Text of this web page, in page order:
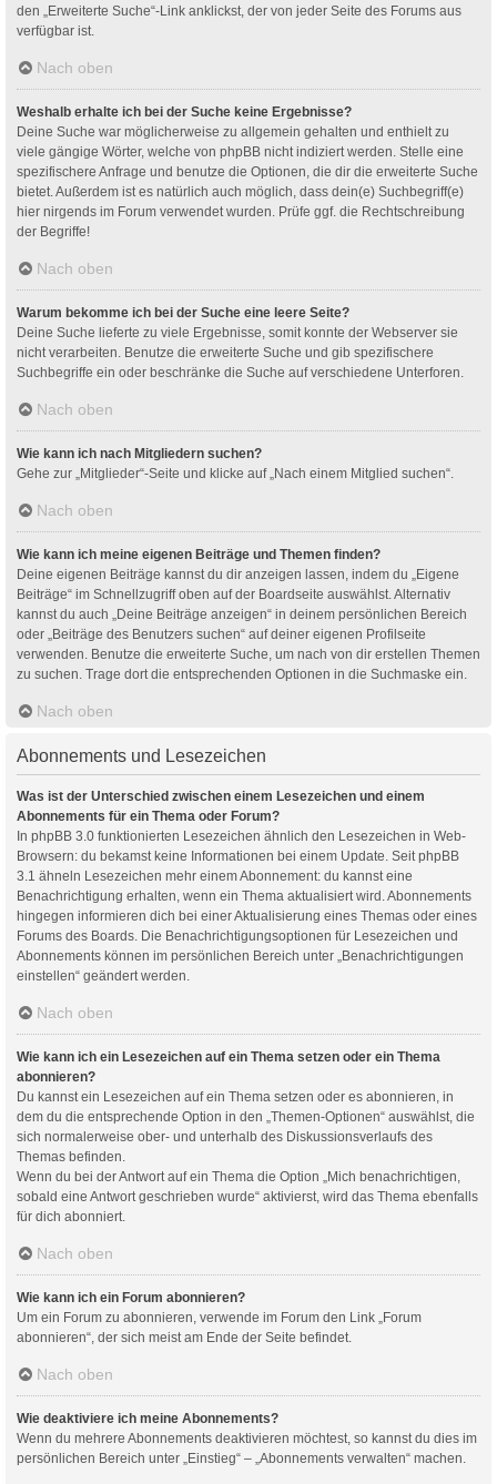
den „Erweiterte Suche“-Link anklickst, der von jeder Seite des Forums aus
verfügbar ist.
Nach oben
Weshalb erhalte ich bei der Suche keine Ergebnisse?
Deine Suche war möglicherweise zu allgemein gehalten und enthielt zu
viele gängige Wörter, welche von phpBB nicht indiziert werden. Stelle eine
spezifischere Anfrage und benutze die Optionen, die dir die erweiterte Suche
bietet. Außerdem ist es natürlich auch möglich, dass dein(e) Suchbegriff(e)
hier nirgends im Forum verwendet wurden. Prüfe ggf. die Rechtschreibung
der Begriffe!
Nach oben
Warum bekomme ich bei der Suche eine leere Seite?
Deine Suche lieferte zu viele Ergebnisse, somit konnte der Webserver sie
nicht verarbeiten. Benutze die erweiterte Suche und gib spezifischere
Suchbegriffe ein oder beschränke die Suche auf verschiedene Unterforen.
Nach oben
Wie kann ich nach Mitgliedern suchen?
Gehe zur „Mitglieder“-Seite und klicke auf „Nach einem Mitglied suchen“.
Nach oben
Wie kann ich meine eigenen Beiträge und Themen finden?
Deine eigenen Beiträge kannst du dir anzeigen lassen, indem du „Eigene
Beiträge“ im Schnellzugriff oben auf der Boardseite auswählst. Alternativ
kannst du auch „Deine Beiträge anzeigen“ in deinem persönlichen Bereich
oder „Beiträge des Benutzers suchen“ auf deiner eigenen Profilseite
verwenden. Benutze die erweiterte Suche, um nach von dir erstellen Themen
zu suchen. Trage dort die entsprechenden Optionen in die Suchmaske ein.
Nach oben
Abonnements und Lesezeichen
Was ist der Unterschied zwischen einem Lesezeichen und einem
Abonnements für ein Thema oder Forum?
In phpBB 3.0 funktionierten Lesezeichen ähnlich den Lesezeichen in Web-
Browsern: du bekamst keine Informationen bei einem Update. Seit phpBB
3.1 ähneln Lesezeichen mehr einem Abonnement: du kannst eine
Benachrichtigung erhalten, wenn ein Thema aktualisiert wird. Abonnements
hingegen informieren dich bei einer Aktualisierung eines Themas oder eines
Forums des Boards. Die Benachrichtigungsoptionen für Lesezeichen und
Abonnements können im persönlichen Bereich unter „Benachrichtigungen
einstellen“ geändert werden.
Nach oben
Wie kann ich ein Lesezeichen auf ein Thema setzen oder ein Thema
abonnieren?
Du kannst ein Lesezeichen auf ein Thema setzen oder es abonnieren, in
dem du die entsprechende Option in den „Themen-Optionen“ auswählst, die
sich normalerweise ober- und unterhalb des Diskussionsverlaufs des
Themas befinden.
Wenn du bei der Antwort auf ein Thema die Option „Mich benachrichtigen,
sobald eine Antwort geschrieben wurde“ aktivierst, wird das Thema ebenfalls
für dich abonniert.
Nach oben
Wie kann ich ein Forum abonnieren?
Um ein Forum zu abonnieren, verwende im Forum den Link „Forum
abonnieren“, der sich meist am Ende der Seite befindet.
Nach oben
Wie deaktiviere ich meine Abonnements?
Wenn du mehrere Abonnements deaktivieren möchtest, so kannst du dies im
persönlichen Bereich unter „Einstieg“ – „Abonnements verwalten“ machen.